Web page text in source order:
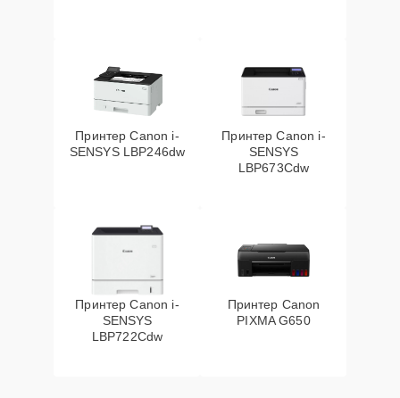
Принтер Canon i-
SENSYS LBP246dw
Принтер Canon i-
SENSYS
LBP673Cdw
Принтер Canon i-
SENSYS
LBP722Cdw
Принтер Canon
PIXMA G650